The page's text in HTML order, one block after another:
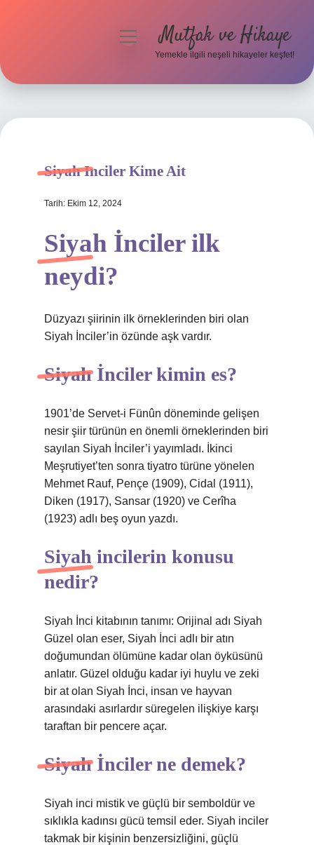
Hakkımızda
menüyüMutfak ve Hikaye
Yemekle ilgili neşeli hikayeler keşfet!
Siyah Inciler Kime Ait
Tarih: Ekim 12, 2024
Siyah İnciler ilk
neydi?
Düzyazı şiirinin ilk örneklerinden biri olan
Siyah İnciler’in özünde aşk vardır.
Siyah İnciler kimin es?
1901’de Servet-i Fünûn döneminde gelişen
nesir şiir türünün en önemli örneklerinden biri
sayılan Siyah İnciler’i yayımladı. İkinci
Meşrutiyet’ten sonra tiyatro türüne yönelen
Mehmet Rauf, Pençe (1909), Cidal (1911),
Diken (1917), Sansar (1920) ve Cerîha
(1923) adlı beş oyun yazdı.
Siyah incilerin konusu
nedir?
Siyah İnci kitabının tanımı: Orijinal adı Siyah
Güzel olan eser, Siyah İnci adlı bir atın
doğumundan ölümüne kadar olan öyküsünü
anlatır. Güzel olduğu kadar iyi huylu ve zeki
bir at olan Siyah İnci, insan ve hayvan
arasındaki asırlardır süregelen ilişkiye karşı
taraftan bir pencere açar.
Siyah İnciler ne demek?
Siyah inci mistik ve güçlü bir semboldür ve
sıklıkla kadınsı gücü temsil eder. Siyah inciler
takmak bir kişinin benzersizliğini, güçlü